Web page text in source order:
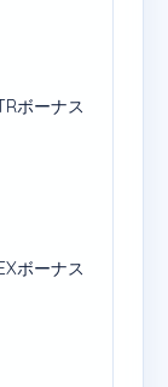
ボーナス
ボーナス